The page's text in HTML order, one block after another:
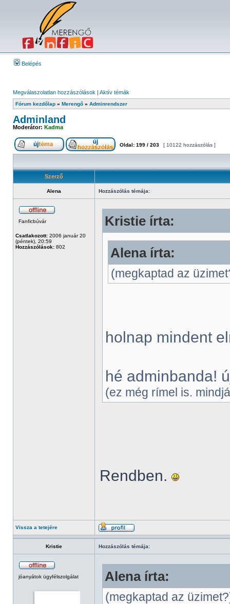
Belépés
Megválaszolatlan hozzászólások | Aktív témák
Fórum kezdőlap » Merengő » Adminrendszer
Adminland
Moderátor: Kadma
Oldal: 199 / 203 [ 10122 hozzászólás ]
Szerző
Alena Hozzászólás témája:
Fanficbúvár
Csatlakozott: 2006 január 20
(péntek), 20:59
Hozzászólások: 802
Kristie írta:
Alena írta:
(megkaptad az
holnap mindent
hé adminbanda!
(ez még rímel is.
Rendben.
Vissza a tetejére
Kristie Hozzászólás témája:
jóanyátok ügyfélszolgálat Alena írta:
(megkaptad az